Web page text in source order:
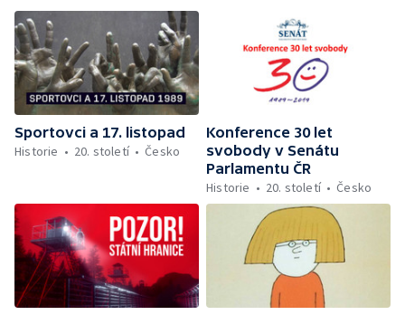
Sportovci a 17. listopad
Historie
20. století Česko
Konference 30 let
svobody v Senátu
Parlamentu ČR
Historie
20. století Česko